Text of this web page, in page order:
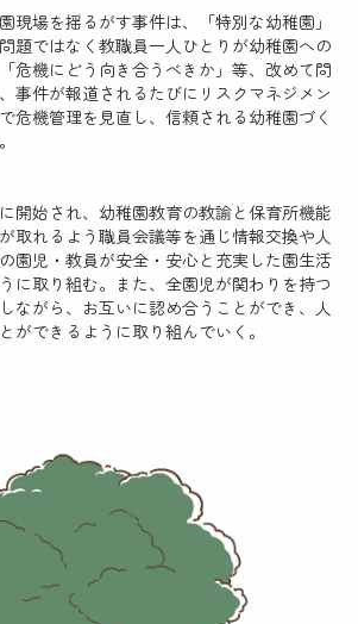
現場を揺るがす事件は、「特別な幼稚園」
題ではなく教職員一人ひとりが幼稚園への
危機にどう向き合うべきか」等、改めて問
事件が報道されるたびにリスクマネジメン
危機管理を見直し、信頼される幼稚園づく
開始され、幼稚園教育の教諭と保育所機能
取れるよう職員会議等を通じ情報交換や人
園児・教員が安全・安心と充実した園生活
に取り組む。また、全園児が関わりを持つ
ながら、お互いに認め合うことができ、人
ができるように取り組んでいく。